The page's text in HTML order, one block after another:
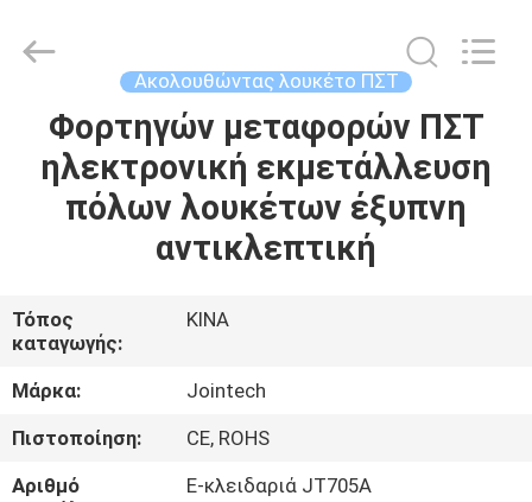
ΣΠΊΤΙ
ΠΡΟΪΌΝΤΑ
VR
ΠΕΡΊΠΟΥ
ΕΜΕΊΣ
Ακολουθώντας λουκέτο ΠΣΤ
Φορτηγών μεταφορών ΠΣΤ
ηλεκτρονική εκμετάλλευση
πόλων λουκέτων έξυπνη
αντικλεπτική
Τόπος
καταγωγής:
ΚΙΝΑ
Μάρκα:
Jointech
Πιστοποίηση:
CE, ROHS
Αριθμό
Ε-κλειδαριά JT705A